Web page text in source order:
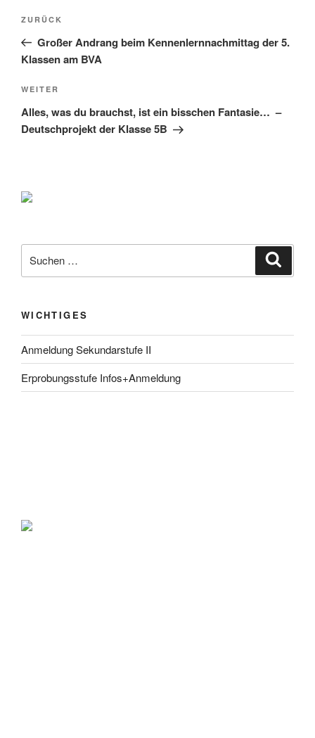
Beitragsnavigation
Vorheriger
Beitrag
ZURÜCK
Großer Andrang beim Kennenlernnachmittag der 5.
Klassen am BVA
Nächster
Beitrag
WEITER
Alles, was du brauchst, ist ein bisschen Fantasie… –
Deutschprojekt der Klasse 5B
nach:
WICHTIGES
Anmeldung Sekundarstufe II
Erprobungsstufe Infos+Anmeldung